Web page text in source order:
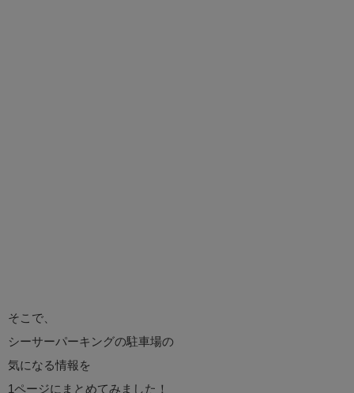
そこで、
シーサーパーキングの駐車場の
気になる情報を
1ページにまとめてみました！